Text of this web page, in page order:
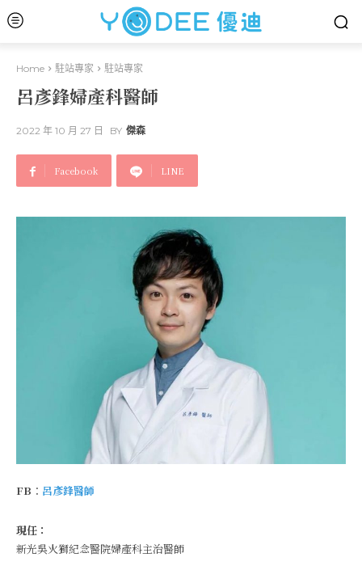
Home 駐站專家 駐站專家
呂彥鋒婦產科醫師
2022 年 10 月 27 日 BY 傑森
Facebook LINE
FB ： 呂彥鋒醫師
現任：
新光吳火獅紀念醫院婦產科主治醫師